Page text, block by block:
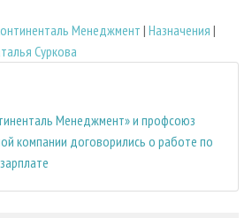
Менеджмент | Назначения |
Суркова
Менеджмент» и профсоюз
компании договорились о работе по